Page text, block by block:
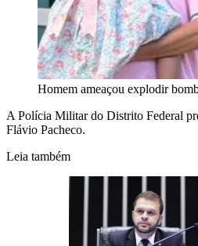
Homem ameaçou explodir
A Polícia Militar do Distrito Federal
Flávio Pacheco.
Leia também